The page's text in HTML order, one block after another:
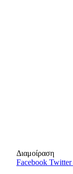
Διαμοίραση
Facebook Twitter